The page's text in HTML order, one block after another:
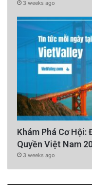
3 weeks ago
Khám Phá Cơ Hội:
Quyền Việt Nam
3 weeks ago